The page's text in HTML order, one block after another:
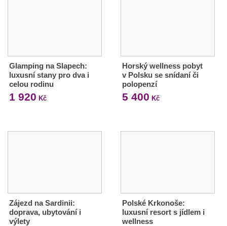
Glamping na Slapech:
luxusní stany pro dva i
celou rodinu
1 920 Kč
Horský wellness pobyt
v Polsku se snídaní či
polopenzí
5 400 Kč
Zájezd na Sardinii:
doprava, ubytování i
výlety
Polské Krkonoše:
luxusní resort s jídlem i
wellness